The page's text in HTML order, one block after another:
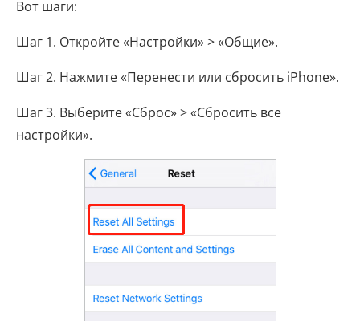
Вот шаги:
Шаг 1. Откройте «Настройки» > «Общие».
Шаг 2. Нажмите «Перенести или сбросить iPhone».
Шаг 3. Выберите «Сброс» > «Сбросить все
настройки».